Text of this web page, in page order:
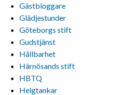
Gästbloggare
Glädjestunder
Göteborgs stift
Gudstjänst
Hållbarhet
Härnösands stift
HBTQ
Helgtankar